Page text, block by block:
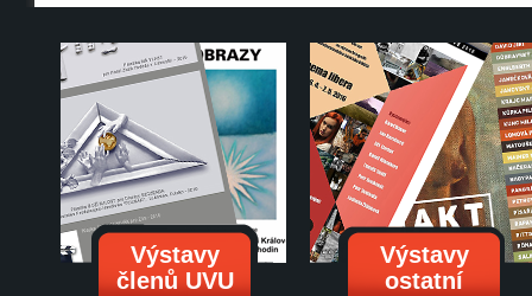
Výstavy
členů UVU
Výstavy
ostatní